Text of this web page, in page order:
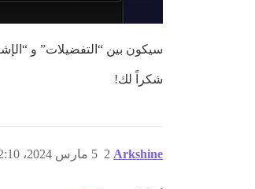
سيكون بين “التفضيلات” و
شكراً لك!
Arkshine 5 مارس 2024، 2:10م 2